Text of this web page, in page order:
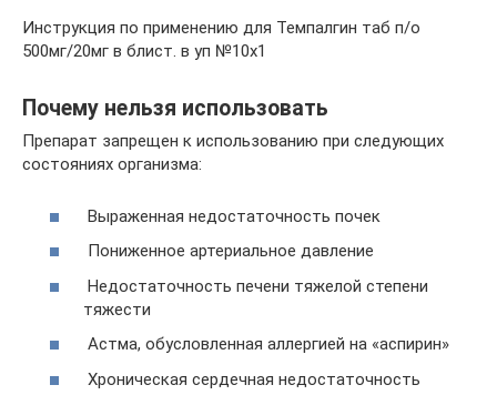
Инструкция по применению для Темпалгин таб п/о
500мг/20мг в блист. в уп №10х1
Почему нельзя использовать
Препарат запрещен к использованию при следующих
состояниях организма:
Выраженная недостаточность почек
Пониженное артериальное давление
Недостаточность печени тяжелой степени
тяжести
Астма, обусловленная аллергией на «аспирин»
Хроническая сердечная недостаточность